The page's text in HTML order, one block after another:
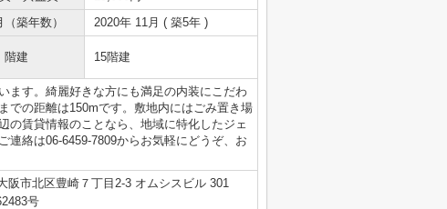
築年数） 2020年 11月 ( 築5年 )
階建 15階建
ます。綺麗好きな方にも満足の内装にこだわ
での距離は150mです。敷地内にはごみ置き場
の賃貸情報のことなら、地域に特化したジェ
連絡は06-6459-7809からお気軽にどうぞ、お
阪市北区豊崎７丁目2-3 オムシスビル 301
号